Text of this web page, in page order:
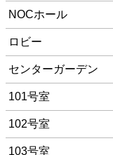
NOCホール
ロビー
センターガーデン
101号室
102号室
103号室